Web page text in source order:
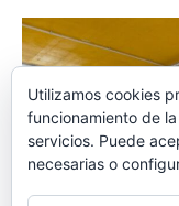
Utilizamos cookies
funcionamiento de
servicios. Puede
necesarias o